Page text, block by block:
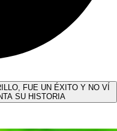
FUE UN ÉXITO Y NO VÍ
SU HISTORIA